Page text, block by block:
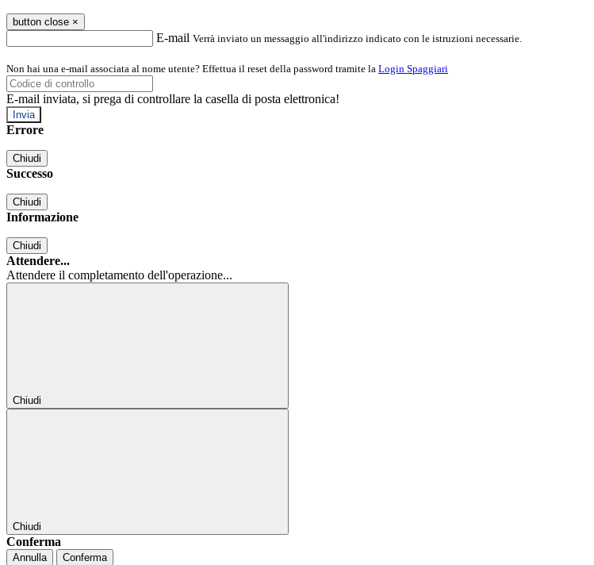
button close ×
E-mail Verrà inviato un messaggio all'indirizzo indicato con le istruzioni necessarie.
Non hai una e-mail associata al nome utente? Effettua il reset della password tramite la Login Spaggiari
E-mail inviata, si prega di controllare la casella di posta elettronica!
Errore
Chiudi
Successo
Chiudi
Informazione
Chiudi
Attendere...
Attendere il completamento dell'operazione...
Chiudi
Chiudi
Conferma
Annulla Conferma